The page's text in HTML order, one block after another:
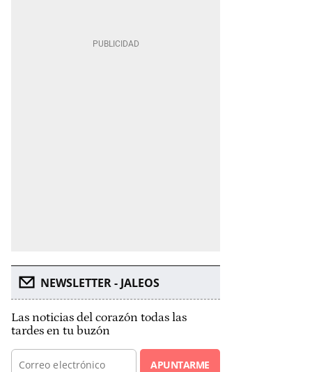
NEWSLETTER - JALEOS
Las noticias del corazón todas las
tardes en tu buzón
APUNTARME